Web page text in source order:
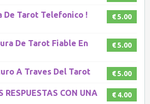
€ 5.00
De Tarot Telefonico !
€ 5.00
De Tarot Fiable En
€ 5.00
A Traves Del Tarot
€ 4.00
RESPUESTAS CON UNA